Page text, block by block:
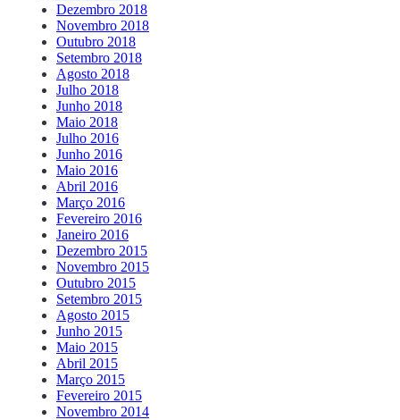
Dezembro 2018
Novembro 2018
Outubro 2018
Setembro 2018
Agosto 2018
Julho 2018
Junho 2018
Maio 2018
Julho 2016
Junho 2016
Maio 2016
Abril 2016
Março 2016
Fevereiro 2016
Janeiro 2016
Dezembro 2015
Novembro 2015
Outubro 2015
Setembro 2015
Agosto 2015
Junho 2015
Maio 2015
Abril 2015
Março 2015
Fevereiro 2015
Novembro 2014